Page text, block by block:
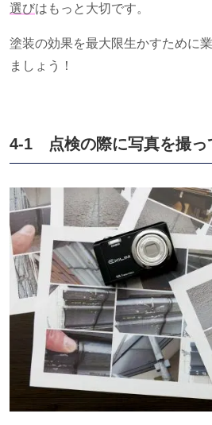
選びはもっと大切です。
塗装の効果を最大限生かすために
ましょう！
4-1 点検の際に写真を撮っ